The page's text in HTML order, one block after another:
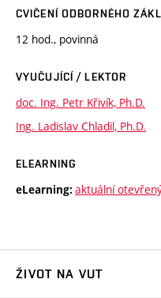
CVIČENÍ ODBORNÉHO
12 hod., povinná
VYUČUJÍCÍ / LEKTOR
doc. Ing. Petr Křivík, Ph.D.
Ing. Ladislav Chladil, Ph.D.
ELEARNING
eLearning: aktuální
ŽIVOT NA VUT